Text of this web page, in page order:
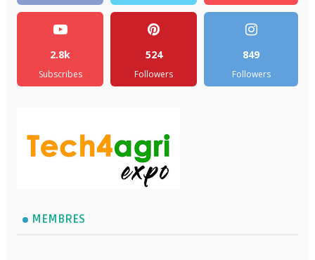
2.8k
Subscribes
524
Followers
849
Followers
MEMBRES